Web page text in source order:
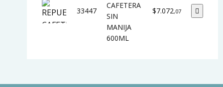
33447
CAFETERA
SIN
MANIJA
600ML
$7.072,07